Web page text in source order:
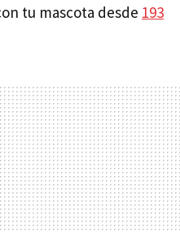
tu mascota desde 193